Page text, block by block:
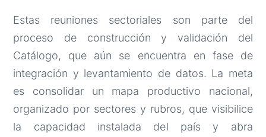
Estas reuniones sectoriales son parte del
proceso de construcción y validación del
Catálogo, que aún se encuentra en fase de
integración y levantamiento de datos. La meta
es consolidar un mapa productivo nacional,
organizado por sectores y rubros, que visibilice
la capacidad instalada del país y abra